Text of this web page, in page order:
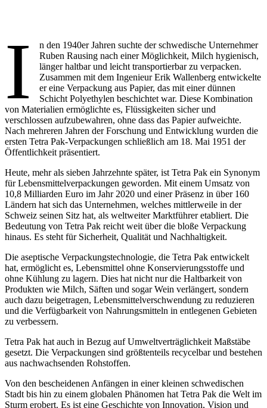
I
n den 1940er Jahren suchte der schwedische Unternehmer
Ruben Rausing nach einer Möglichkeit, Milch hygienisch,
länger haltbar und leicht transportierbar zu verpacken.
Zusammen mit dem Ingenieur Erik Wallenberg entwickelte
er eine Verpackung aus Papier, das mit einer dünnen
Schicht Polyethylen beschichtet war. Diese Kombination
von Materialien ermöglichte es, Flüssigkeiten sicher und
verschlossen aufzubewahren, ohne dass das Papier aufweichte.
Nach mehreren Jahren der Forschung und Entwicklung wurden die
ersten Tetra Pak-Verpackungen schließlich am 18. Mai 1951 der
Öffentlichkeit präsentiert.
Heute, mehr als sieben Jahrzehnte später, ist Tetra Pak ein Synonym
für Lebensmittelverpackungen geworden. Mit einem Umsatz von
10,8 Milliarden Euro im Jahr 2020 und einer Präsenz in über 160
Ländern hat sich das Unternehmen, welches mittlerweile in der
Schweiz seinen Sitz hat, als weltweiter Marktführer etabliert. Die
Bedeutung von Tetra Pak reicht weit über die bloße Verpackung
hinaus. Es steht für Sicherheit, Qualität und Nachhaltigkeit.
Die aseptische Verpackungstechnologie, die Tetra Pak entwickelt
hat, ermöglicht es, Lebensmittel ohne Konservierungsstoffe und
ohne Kühlung zu lagern. Dies hat nicht nur die Haltbarkeit von
Produkten wie Milch, Säften und sogar Wein verlängert, sondern
auch dazu beigetragen, Lebensmittelverschwendung zu reduzieren
und die Verfügbarkeit von Nahrungsmitteln in entlegenen Gebieten
zu verbessern.
Tetra Pak hat auch in Bezug auf Umweltverträglichkeit Maßstäbe
gesetzt. Die Verpackungen sind größtenteils recycelbar und bestehen
aus nachwachsenden Rohstoffen.
Von den bescheidenen Anfängen in einer kleinen schwedischen
Stadt bis hin zu einem globalen Phänomen hat Tetra Pak die Welt im
Sturm erobert. Es ist eine Geschichte von Innovation, Vision und